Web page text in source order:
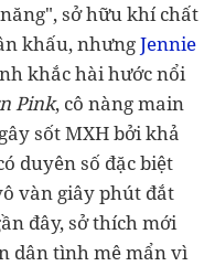
sở hữu khí chất
khấu, nhưngJennie
khắc hài hước nổi
Pink, cô nàng main
sốt MXH bởi khả
duyên số đặc biệt
vàn giây phút đắt
đây, sở thích mới
dân tình mê mẩn vì